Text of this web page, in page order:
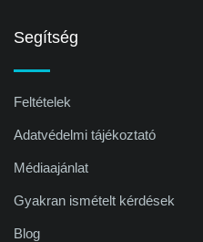
Segítség
Feltételek
Adatvédelmi tájékoztató
Médiaajánlat
Gyakran ismételt kérdések
Blog